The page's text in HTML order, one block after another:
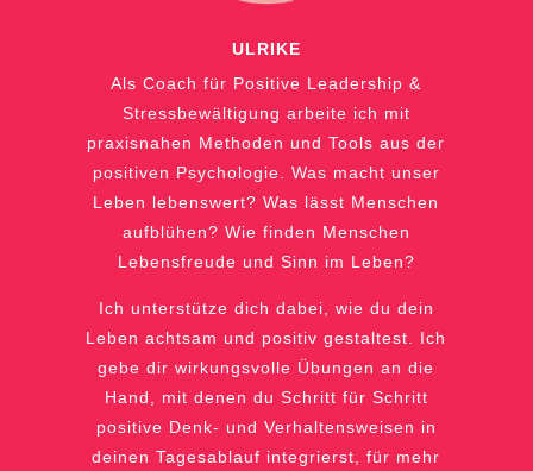
ULRIKE
Als Coach für Positive Leadership &
Stressbewältigung arbeite ich mit
praxisnahen Methoden und Tools aus der
positiven Psychologie. Was macht unser
Leben lebenswert? Was lässt Menschen
aufblühen? Wie finden Menschen
Lebensfreude und Sinn im Leben?
Ich unterstütze dich dabei, wie du dein
Leben achtsam und positiv gestaltest. Ich
gebe dir wirkungsvolle Übungen an die
Hand, mit denen du Schritt für Schritt
positive Denk- und Verhaltensweisen in
deinen Tagesablauf integrierst, für mehr